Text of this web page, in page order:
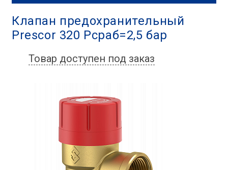
Клапан предохранительный
Prescor 320 Рсраб=2,5 бар
Товар доступен под заказ